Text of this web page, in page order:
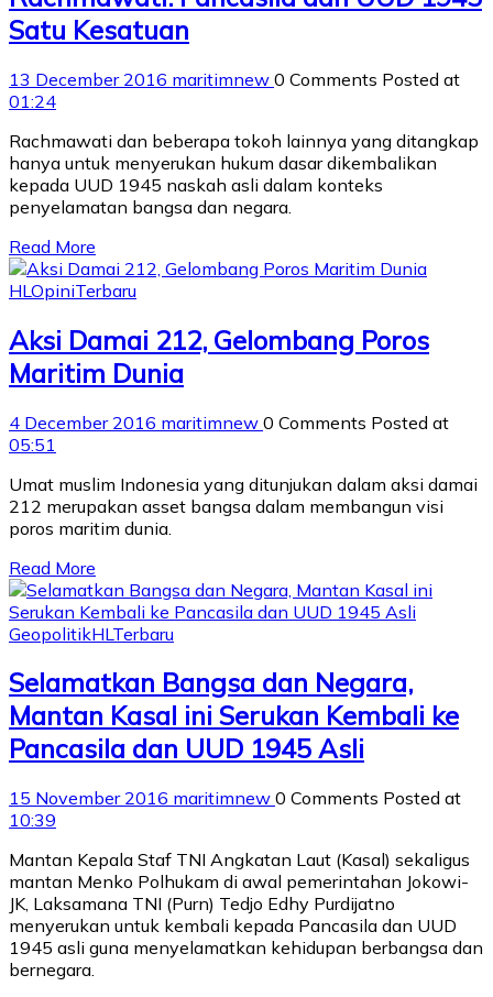
Satu Kesatuan
13 December 2016 maritimnew 0 Comments Posted at
01:24
Rachmawati dan beberapa tokoh lainnya yang ditangkap
hanya untuk menyerukan hukum dasar dikembalikan
kepada UUD 1945 naskah asli dalam konteks
penyelamatan bangsa dan negara.
Read More
HL OpiniTerbaru
Aksi Damai 212, Gelombang Poros
Maritim Dunia
4 December 2016 maritimnew 0 Comments Posted at
05:51
Umat muslim Indonesia yang ditunjukan dalam aksi damai
212 merupakan asset bangsa dalam membangun visi
poros maritim dunia.
Read More
GeopolitikHL Terbaru
Selamatkan Bangsa dan Negara,
Mantan Kasal ini Serukan Kembali ke
Pancasila dan UUD 1945 Asli
15 November 2016 maritimnew 0 Comments Posted at
10:39
Mantan Kepala Staf TNI Angkatan Laut (Kasal) sekaligus
mantan Menko Polhukam di awal pemerintahan Jokowi-
JK, Laksamana TNI (Purn) Tedjo Edhy Purdijatno
menyerukan untuk kembali kepada Pancasila dan UUD
1945 asli guna menyelamatkan kehidupan berbangsa dan
bernegara.